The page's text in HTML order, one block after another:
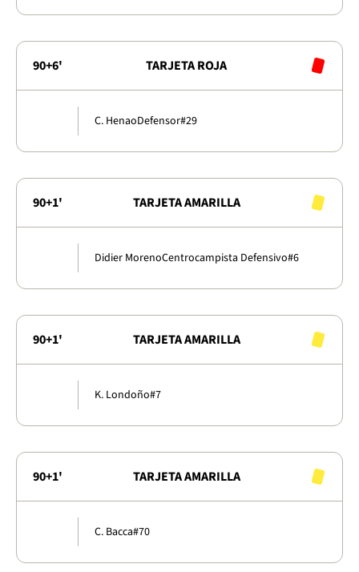
90+6' TARJETA ROJA
C. HenaoDefensor#29
90+1' TARJETA AMARILLA
Didier MorenoCentrocampista Defensivo#6
90+1' TARJETA AMARILLA
K. Londoño#7
90+1' TARJETA AMARILLA
C. Bacca#70